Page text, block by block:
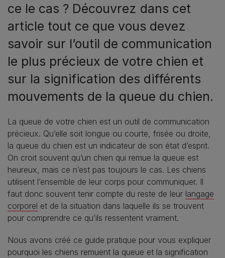
ce le cas ? Découvrez dans cet
article tout ce que vous devez
savoir sur l’outil de communication
le plus précieux de votre chien et
sur la signification des différents
mouvements de la queue du chien.
La queue de votre chien est un outil de communication
précieux. Qu’elle soit longue ou courte, frisée ou droite,
la queue du chien est un indicateur de son état d’esprit.
On croit souvent qu’un chien qui remue la queue est
heureux, mais ce n’est pas toujours le cas. Les chiens
utilisent l’ensemble de leur corps pour communiquer. Il
faut donc souvent tenir compte du reste de leur langage
corporel et de la situation dans laquelle ils se trouvent
pour comprendre ce qu’ils ressentent vraiment.
Nous avons créé ce guide pratique pour vous expliquer
pourquoi les chiens remuent la queue et la signification